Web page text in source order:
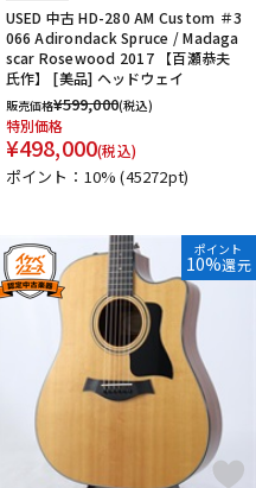
USED 中古 HD-280 AM Custom ＃3
066 Adirondack Spruce / Madaga
scar Rosewood 2017 【百瀬恭夫
氏作】 [美品] ヘッドウェイ
販売価格¥599,000(税込)
特別価格
¥498,000(税込)
ポイント：10%(45272pt)
ポイント
10%還元